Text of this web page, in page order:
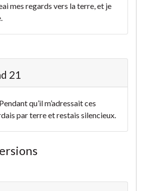
mes regards vers la terre, et je
21
Pendant qu’il m’adressait ces
par terre et restais silencieux.